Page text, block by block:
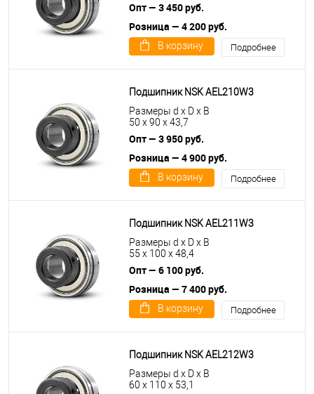
Опт — 3 450 руб.
Розница — 4 200 руб.
В корзину Подробнее
Подшипник NSK AEL210W3
Размеры d x D x B
50 x 90 x 43,7
Опт — 3 950 руб.
Розница — 4 900 руб.
В корзину Подробнее
Подшипник NSK AEL211W3
Размеры d x D x B
55 x 100 x 48,4
Опт — 6 100 руб.
Розница — 7 400 руб.
В корзину Подробнее
Подшипник NSK AEL212W3
Размеры d x D x B
60 x 110 x 53,1